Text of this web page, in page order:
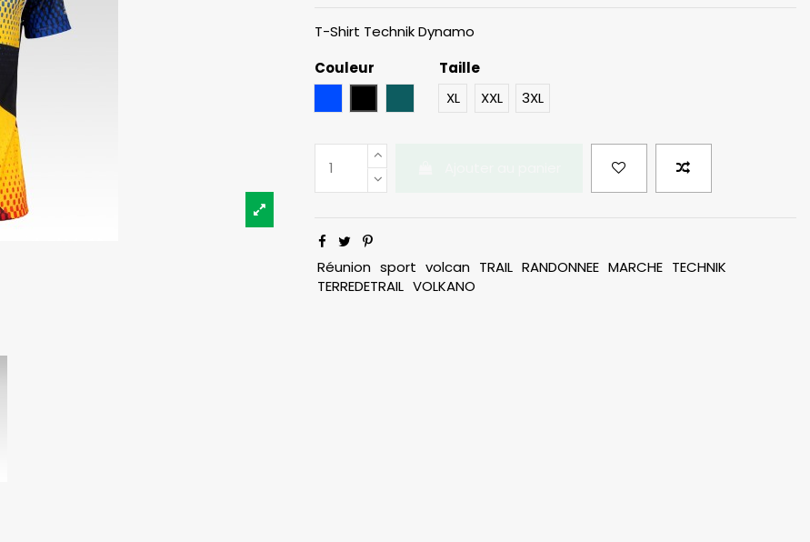
T-Shirt Technik Dynamo
Couleur
Bleu Pétrole
Taille
XL
XXL 3XL
Réunion sport volcan TRAIL RANDONNEE MARCHE TECHNIK
TERREDETRAIL VOLKANO